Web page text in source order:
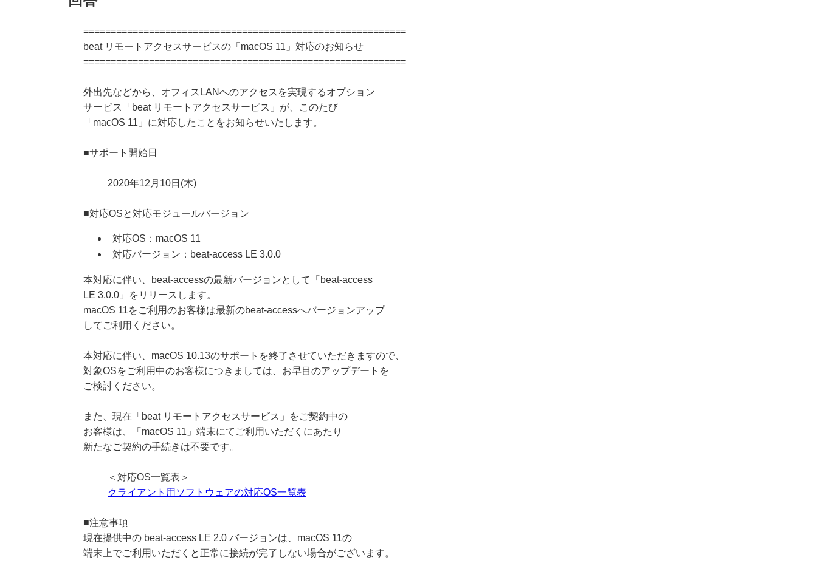
===========================================================
beat リモートアクセスサービスの「macOS 11」対応のお知らせ
===========================================================
外出先などから、オフィスLANへのアクセスを実現するオプション
サービス「beat リモートアクセスサービス」が、このたび
「macOS 11」に対応したことをお知らせいたします。
■サポート開始日
2020年12月10日(木)
■対応OSと対応モジュールバージョン
対応OS：macOS 11
対応バージョン：beat-access LE 3.0.0
本対応に伴い、beat-accessの最新バージョンとして「beat-access
LE 3.0.0」をリリースします。
macOS 11をご利用のお客様は最新のbeat-accessへバージョンアップ
してご利用ください。
本対応に伴い、macOS 10.13のサポートを終了させていただきますので、
対象OSをご利用中のお客様につきましては、お早目のアップデートを
ご検討ください。
また、現在「beat リモートアクセスサービス」をご契約中の
お客様は、「macOS 11」端末にてご利用いただくにあたり
新たなご契約の手続きは不要です。
＜対応OS一覧表＞
クライアント用ソフトウェアの対応OS一覧表
■注意事項
現在提供中の beat-access LE 2.0 バージョンは、macOS 11の
端末上でご利用いただくと正常に接続が完了しない場合がございます。